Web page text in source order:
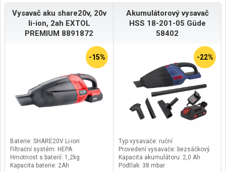
Vysavač aku share20v, 20v
li-ion, 2ah EXTOL
PREMIUM 8891872
-15%
Baterie: SHARE20V Li-ion
Filtrační systém: HEPA
Hmotnost s baterií: 1,2kg
Kapacita baterie: 2Ah
Akumulátorový vysavač
HSS 18-201-05 Güde
58402
-22%
Typ vysavače: ruční
Provedení vysavače: bezsáčkový
Kapacita akumulátoru: 2,0 Ah
Podtlak: 38 mbar